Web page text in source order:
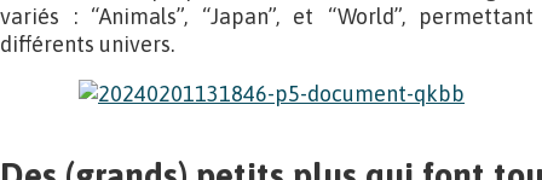
variés : “Animals”, “Japan”, et “World”,
différents univers.